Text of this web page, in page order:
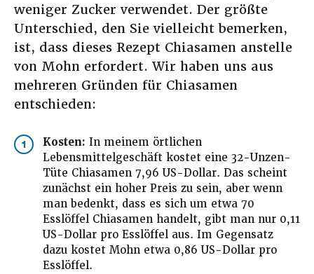
weniger Zucker verwendet. Der größte
Unterschied, den Sie vielleicht bemerken,
ist, dass dieses Rezept Chiasamen anstelle
von Mohn erfordert. Wir haben uns aus
mehreren Gründen für Chiasamen
entschieden:
1 Kosten: In meinem örtlichen
Lebensmittelgeschäft kostet eine 32-Unzen-
Tüte Chiasamen 7,96 US-Dollar. Das scheint
zunächst ein hoher Preis zu sein, aber wenn
man bedenkt, dass es sich um etwa 70
Esslöffel Chiasamen handelt, gibt man nur 0,11
US-Dollar pro Esslöffel aus. Im Gegensatz
dazu kostet Mohn etwa 0,86 US-Dollar pro
Esslöffel.